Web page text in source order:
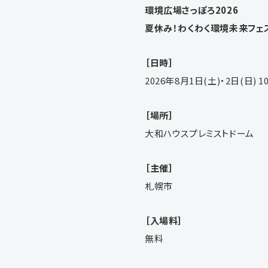
環境広場さっぽろ2026
夏休み！わくわく環境未来フェ
［日時］
2026年8月1日(土)・2日(日)
［場所］
大和ハウスプレミストドーム
［主催］
札幌市
［入場料］
無料